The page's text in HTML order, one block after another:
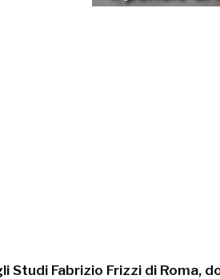
Studi Fabrizio Frizzi di Roma,